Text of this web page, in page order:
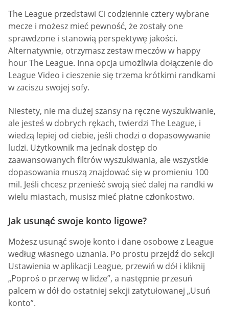
The League przedstawi Ci codziennie cztery wybrane
mecze i możesz mieć pewność, że zostały one
sprawdzone i stanowią perspektywę jakości.
Alternatywnie, otrzymasz zestaw meczów w happy
hour The League. Inna opcja umożliwia dołączenie do
League Video i cieszenie się trzema krótkimi randkami
w zaciszu swojej sofy.
Niestety, nie ma dużej szansy na ręczne wyszukiwanie,
ale jesteś w dobrych rękach, twierdzi The League, i
wiedzą lepiej od ciebie, jeśli chodzi o dopasowywanie
ludzi. Użytkownik ma jednak dostęp do
zaawansowanych filtrów wyszukiwania, ale wszystkie
dopasowania muszą znajdować się w promieniu 100
mil. Jeśli chcesz przenieść swoją sieć dalej na randki w
wielu miastach, musisz mieć płatne członkostwo.
Jak usunąć swoje konto ligowe?
Możesz usunąć swoje konto i dane osobowe z League
według własnego uznania. Po prostu przejdź do sekcji
Ustawienia w aplikacji League, przewiń w dół i kliknij
„Poproś o przerwę w lidze”, a następnie przesuń
palcem w dół do ostatniej sekcji zatytułowanej „Usuń
konto”.